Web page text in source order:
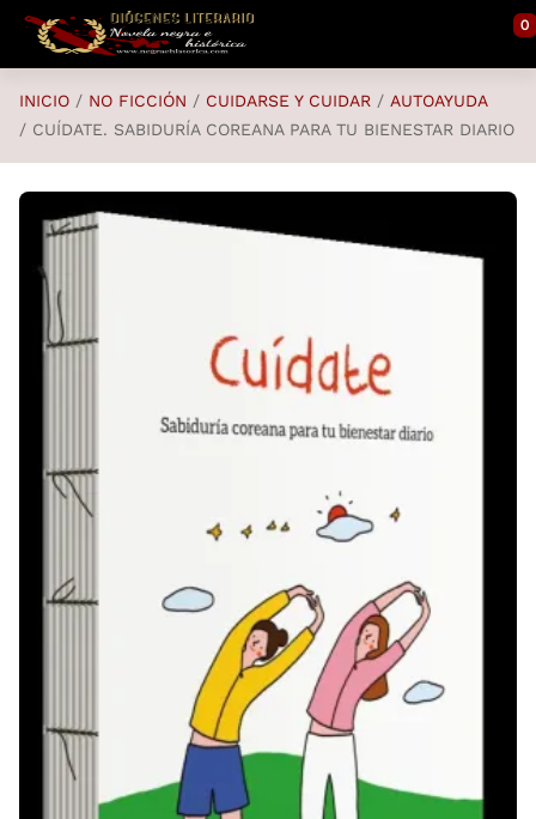
Saltar al contenido principal
0
INICIO NO FICCIÓN CUIDARSE Y CUIDAR
AUTOAYUDA
CUÍDATE. SABIDURÍA COREANA PARA TU BIENESTAR DIARIO